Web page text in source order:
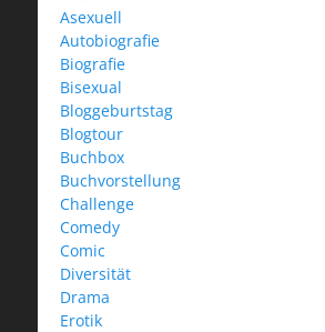
Asexuell
Autobiografie
Biografie
Bisexual
Bloggeburtstag
Blogtour
Buchbox
Buchvorstellung
Challenge
Comedy
Comic
Diversität
Drama
Erotik